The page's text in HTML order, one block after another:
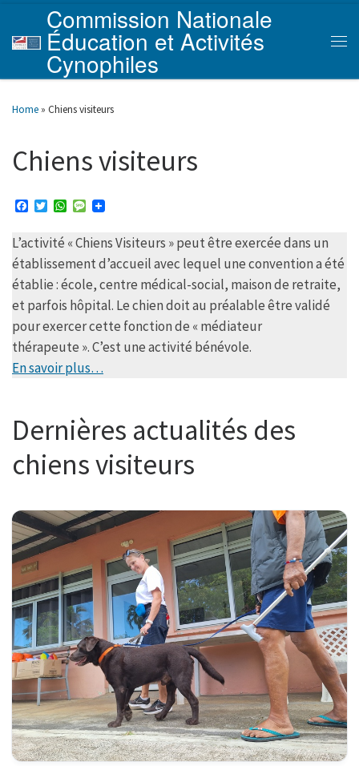
Skip to content
Commission Nationale
Éducation et Activités
Cynophiles
Home » Chiens visiteurs
Chiens visiteurs
e
b
o
o
T
t
e
r
W
t
A
p
M
s
g
e
L’activité « Chiens Visiteurs » peut être exercée dans un
établissement d’accueil avec lequel une convention a été
établie : école, centre médical-social, maison de retraite,
et parfois hôpital. Le chien doit au préalable être validé
pour exercer cette fonction de « médiateur
thérapeute ». C’est une activité bénévole.
En savoir plus…
Dernières actualités des
chiens visiteurs